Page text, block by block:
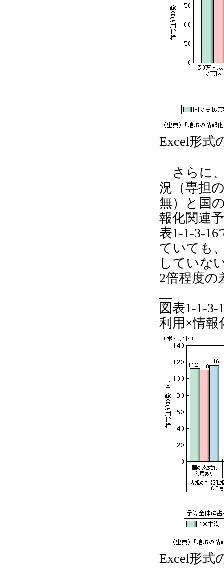
Excel形式
さらに、
況（専担
無）と国
報化関連
表1-1-3-
ていても
していな
2倍程度
図表1-1-
利用×情報
Excel形式